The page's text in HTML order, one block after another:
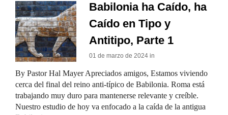
Babilonia ha Caído, ha
Caído en Tipo y
Antitipo, Parte 1
01 de marzo de 2024 in
By Pastor Hal Mayer Apreciados amigos, Estamos viviendo
cerca del final del reino anti-típico de Babilonia. Roma está
trabajando muy duro para mantenerse relevante y creíble.
Nuestro estudio de hoy va enfocado a la caída de la antigua